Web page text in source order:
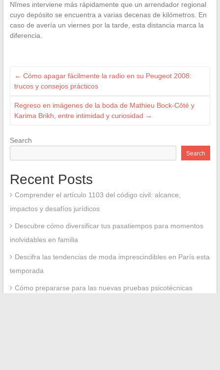
Nîmes interviene más rápidamente que un arrendador regional
cuyo depósito se encuentra a varias decenas de kilómetros. En
caso de avería un viernes por la tarde, esta distancia marca la
diferencia.
← Cómo apagar fácilmente la radio en su Peugeot 2008:
trucos y consejos prácticos
Regreso en imágenes de la boda de Mathieu Bock-Côté y
Karima Brikh, entre intimidad y curiosidad →
Search
Search
Recent Posts
Comprender el artículo 1103 del código civil: alcance,
impactos y desafíos jurídicos
Descubre cómo diversificar tus pasatiempos para momentos
inolvidables en familia
Descifra las tendencias de moda imprescindibles en París esta
temporada
Cómo prepararse para las nuevas pruebas psicotécnicas